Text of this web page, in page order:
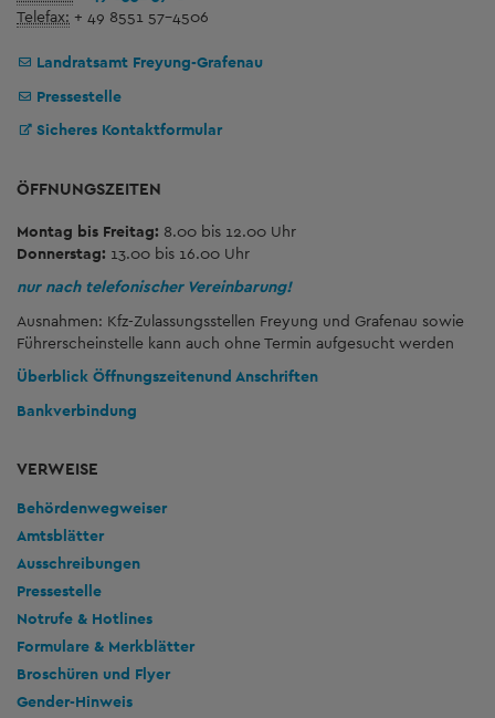
Telefax: + 49 8551 57-4506
Landratsamt Freyung-Grafenau
Pressestelle
Sicheres Kontaktformular
ÖFFNUNGSZEITEN
Montag bis Freitag: 8.00 bis 12.00 Uhr
Donnerstag: 13.00 bis 16.00 Uhr
nur nach telefonischer Vereinbarung!
Ausnahmen: Kfz-Zulassungsstellen Freyung und Grafenau sowie
Führerscheinstelle kann auch ohne Termin aufgesucht werden
Überblick Öffnungszeitenund Anschriften
Bankverbindung
VERWEISE
Behördenwegweiser
Amtsblätter
Ausschreibungen
Pressestelle
Notrufe & Hotlines
Formulare & Merkblätter
Broschüren und Flyer
Gender-Hinweis